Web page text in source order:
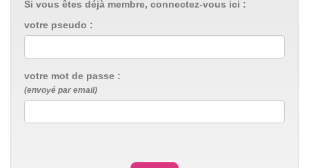
Si vous êtes déjà membre, connectez-vous ici :
votre pseudo :
votre mot de passe :
(envoyé par email)